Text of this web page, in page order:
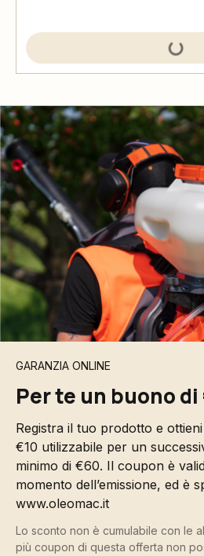
GARANZIA ONLINE
Per te un buono di
Registra il tuo prodotto e
€10 utilizzabile per un
minimo di €60. Il coupon è
momento dell’emissione, ed è
www.oleomac.it
Lo sconto non è cumulabile con le
più coupon di questa offerta non